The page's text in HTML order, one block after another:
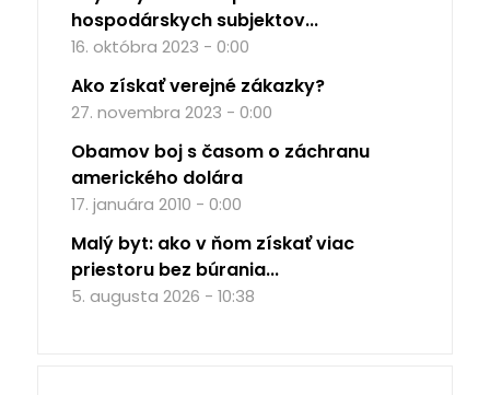
hospodárskych subjektov...
16. októbra 2023 - 0:00
Ako získať verejné zákazky?
27. novembra 2023 - 0:00
Obamov boj s časom o záchranu
amerického dolára
17. januára 2010 - 0:00
Malý byt: ako v ňom získať viac
priestoru bez búrania...
5. augusta 2026 - 10:38